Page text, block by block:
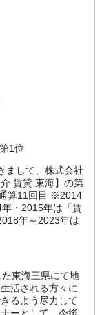
まして、株式会社
賃貸 東海】の第
算11回目 ※2014
・2015年は「賃
年～2023年は
東海三県にて地
活される方々に
るよう尽力して